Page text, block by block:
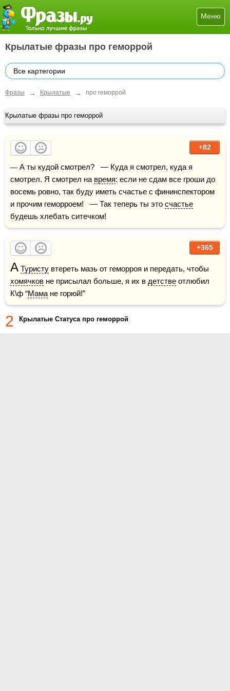
Меню
Крылатые фразы про геморрой
Все картегории
Фразы → Крылатые → про геморрой
Крылатые фразы про геморрой
+82
— А ты кудой смотрел?   — Куда я смотрел, куда я
смотрел. Я смотрел на время: если не сдам все гроши до
восемь ровно, так буду иметь счастье с фининспектором
и прочим геморроем!   — Так теперь ты это счастье
будешь хлебать ситечком!
+365
А Туристу
хомячков не присылал больше, я их в детстве отлюбил
К\ф “Мама не горюй!”
2 Крылатые Статуса про геморрой